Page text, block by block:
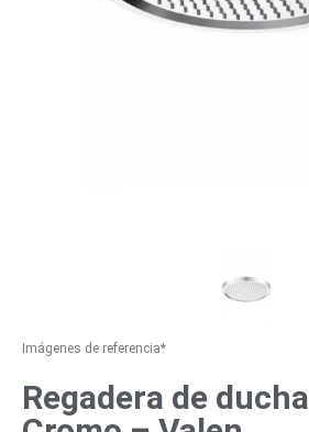
Imágenes de referencia*
Regadera de